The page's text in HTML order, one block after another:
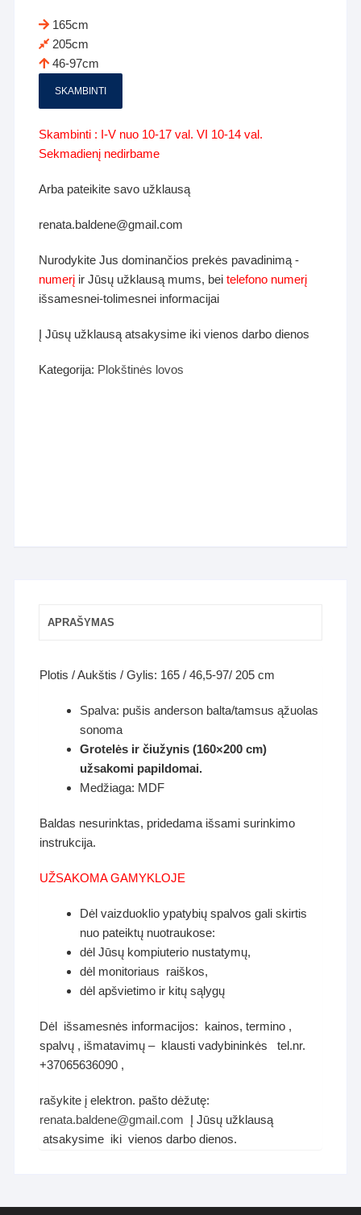
165cm
205cm
46-97cm
SKAMBINTI
Skambinti : I-V nuo 10-17 val. VI 10-14 val.
Sekmadienį nedirbame
Arba pateikite savo užklausą
renata.baldene@gmail.com
Nurodykite Jus dominančios prekės pavadinimą -
numerį ir Jūsų užklausą mums, beitelefono numerį
išsamesnei-tolimesnei informacijai
Į Jūsų užklausą atsakysime iki vienos darbo dienos
Kategorija: Plokštinės lovos
APRAŠYMAS
Plotis / Aukštis / Gylis: 165 / 46,5-97/ 205 cm
Spalva: pušis anderson balta/tamsus ąžuolas
sonoma
Grotelės ir čiužynis (160×200 cm)
užsakomi papildomai.
Medžiaga: MDF
Baldas nesurinktas, pridedama išsami surinkimo
instrukcija.
UŽSAKOMA GAMYKLOJE
Dėl vaizduoklio ypatybių spalvos gali skirtis
nuo pateiktų nuotraukose:
dėl Jūsų kompiuterio nustatymų,
dėl monitoriaus raiškos,
dėl apšvietimo ir kitų sąlygų
Dėl išsamesnės informacijos: kainos, termino ,
spalvų , išmatavimų – klausti vadybininkės tel.nr.
+37065636090 ,
rašykite į elektron. pašto dėžutę:
renata.baldene@gmail.com Į Jūsų užklausą
atsakysime iki vienos darbo dienos.